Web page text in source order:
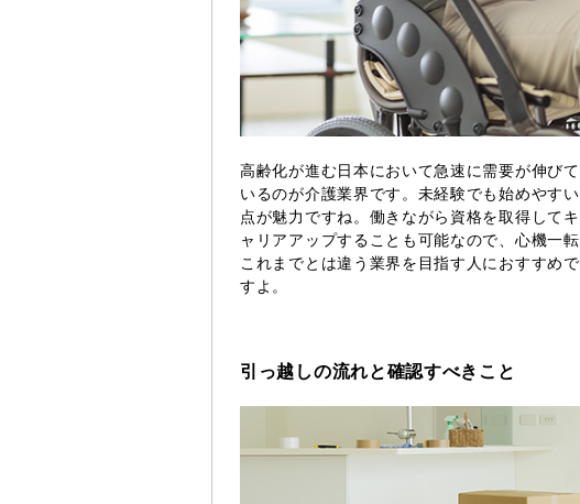
高齢化が進む日本において急速に需要が伸びて
いるのが介護業界です。未経験でも始めやすい
点が魅力ですね。働きながら資格を取得してキ
ャリアアップすることも可能なので、心機一転
これまでとは違う業界を目指す人におすすめで
すよ。
引っ越しの流れと確認すべきこと